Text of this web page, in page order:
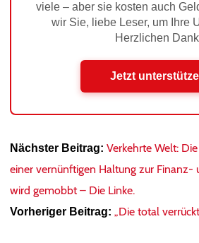
viele – aber sie kosten auch
wir Sie, liebe Leser, um Ihre
Herzlichen
Jetzt
Nächster Beitrag: Verkehrte Welt:
einer vernünftigen Haltung zur Finanz-
wird gemobbt – Die Linke.
Vorheriger Beitrag: „Die total